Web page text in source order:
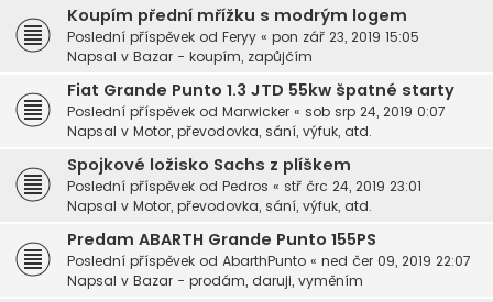
Koupím přední mřížku s modrým logem
Poslední příspěvek od Feryy « pon zář 23, 2019 15:05
Napsal v Bazar - koupím, zapůjčím
Fiat Grande Punto 1.3 JTD 55kw špatné starty
Poslední příspěvek od Marwicker « sob srp 24, 2019 0:07
Napsal v Motor, převodovka, sání, výfuk, atd.
Spojkové ložisko Sachs z plíškem
Poslední příspěvek od Pedros « stř črc 24, 2019 23:01
Napsal v Motor, převodovka, sání, výfuk, atd.
Predam ABARTH Grande Punto 155PS
Poslední příspěvek od AbarthPunto « ned čer 09, 2019 22:07
Napsal v Bazar - prodám, daruji, vyměním